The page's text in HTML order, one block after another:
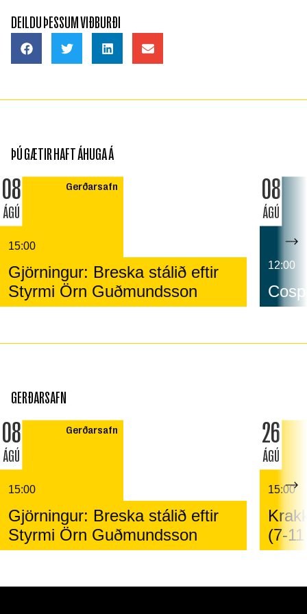
DEILDU ÞESSUM VIÐBURÐI
ÞÚ GÆTIR HAFT ÁHUGA Á
08
ÁGÚ
Gerðarsafn
15:00
Gjörningur: Breska stálið eftir
Styrmi Örn Guðmundsson
08
ÁGÚ
12:00
GERÐARSAFN
08
ÁGÚ
Gerðarsafn
15:00
Gjörningur: Breska stálið eftir
Styrmi Örn Guðmundsson
26
ÁGÚ
15:00
(7-